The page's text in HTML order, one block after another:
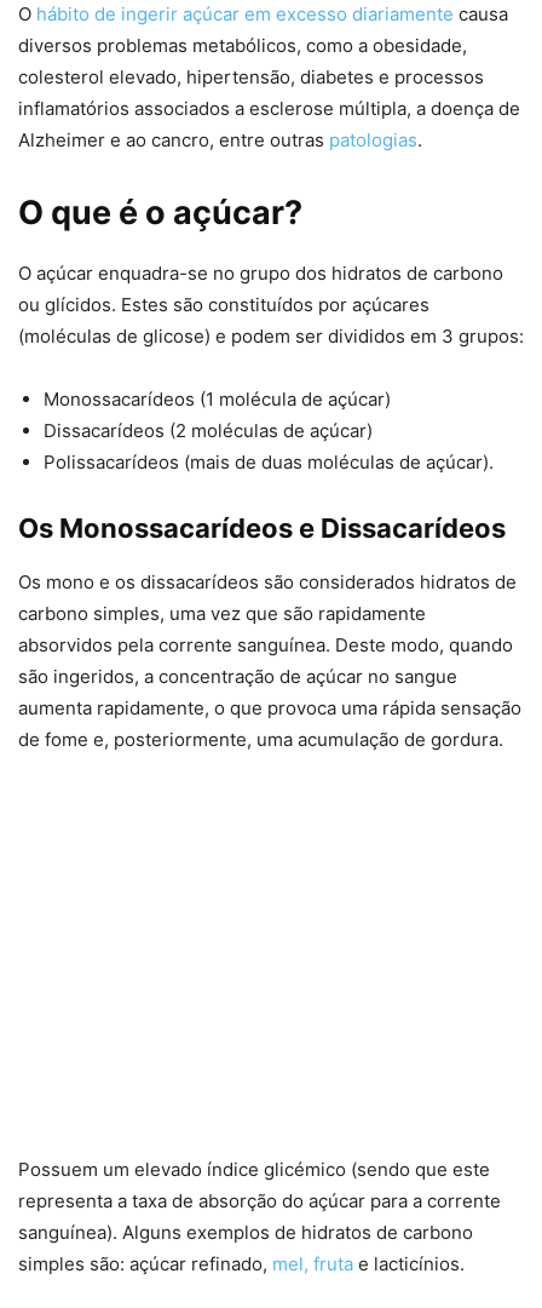
O hábito de ingerir açúcar em excesso diariamente causa
diversos problemas metabólicos, como a obesidade,
colesterol elevado, hipertensão, diabetes e processos
inflamatórios associados a esclerose múltipla, a doença de
Alzheimer e ao cancro, entre outras patologias.
O que é o açúcar?
O açúcar enquadra-se no grupo dos hidratos de carbono
ou glícidos. Estes são constituídos por açúcares
(moléculas de glicose) e podem ser divididos em 3 grupos:
Monossacarídeos (1 molécula de açúcar)
Dissacarídeos (2 moléculas de açúcar)
Polissacarídeos (mais de duas moléculas de açúcar).
Os Monossacarídeos e Dissacarídeos
Os mono e os dissacarídeos são considerados hidratos de
carbono simples, uma vez que são rapidamente
absorvidos pela corrente sanguínea. Deste modo, quando
são ingeridos, a concentração de açúcar no sangue
aumenta rapidamente, o que provoca uma rápida sensação
de fome e, posteriormente, uma acumulação de gordura.
Possuem um elevado índice glicémico (sendo que este
representa a taxa de absorção do açúcar para a corrente
sanguínea). Alguns exemplos de hidratos de carbono
simples são: açúcar refinado, mel, fruta e lacticínios.